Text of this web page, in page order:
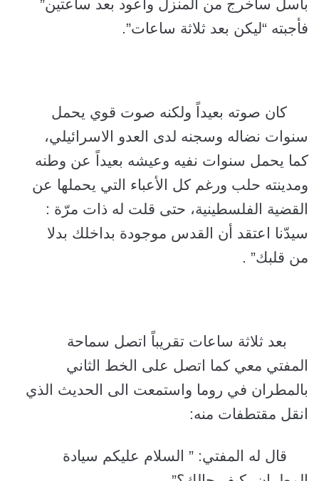
باسل سأخرج من المنزل وأعود بعد ساعتين”
فأجبته “ليكن بعد ثلاثة ساعات”.
كان صوته بعيداً ولكنه صوت قوي يحمل
سنوات نضاله وسجنه لدى العدو الاسرائيلي،
كما يحمل سنوات نفيه وعيشه بعيداً عن وطنه
ومدينته حلب ورغم كل الأعباء التي يحملها عن
القضية الفلسطينية، حتى قلت له ذات مرّة :
سيدّنا اعتقد أن القدس موجودة بداخلك بدلا
من قلبك” .
بعد ثلاثة ساعات تقريباً اتصل سماحة
المفتي معي كما اتصل على الخط الثاني
بالمطران في روما واستمعت الى الحديث الذي
انقل مقتطفات منه:
قال له المفتي: ” السلام عليكم سيادة